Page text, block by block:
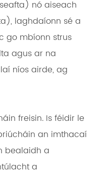
nó aiseach
laghdaíonn sé a
go mbíonn strus
agus ar na
níos airde, ag
freisin. Is féidir le
an imthacaí
bealaidh a
a